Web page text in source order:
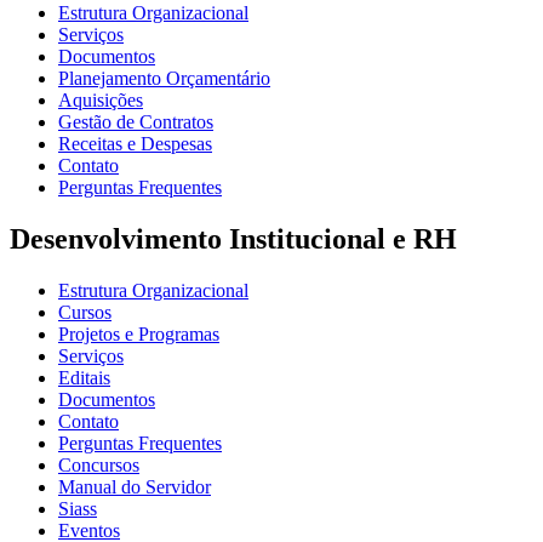
Estrutura Organizacional
Serviços
Documentos
Planejamento Orçamentário
Aquisições
Gestão de Contratos
Receitas e Despesas
Contato
Perguntas Frequentes
Desenvolvimento Institucional e RH
Estrutura Organizacional
Cursos
Projetos e Programas
Serviços
Editais
Documentos
Contato
Perguntas Frequentes
Concursos
Manual do Servidor
Siass
Eventos